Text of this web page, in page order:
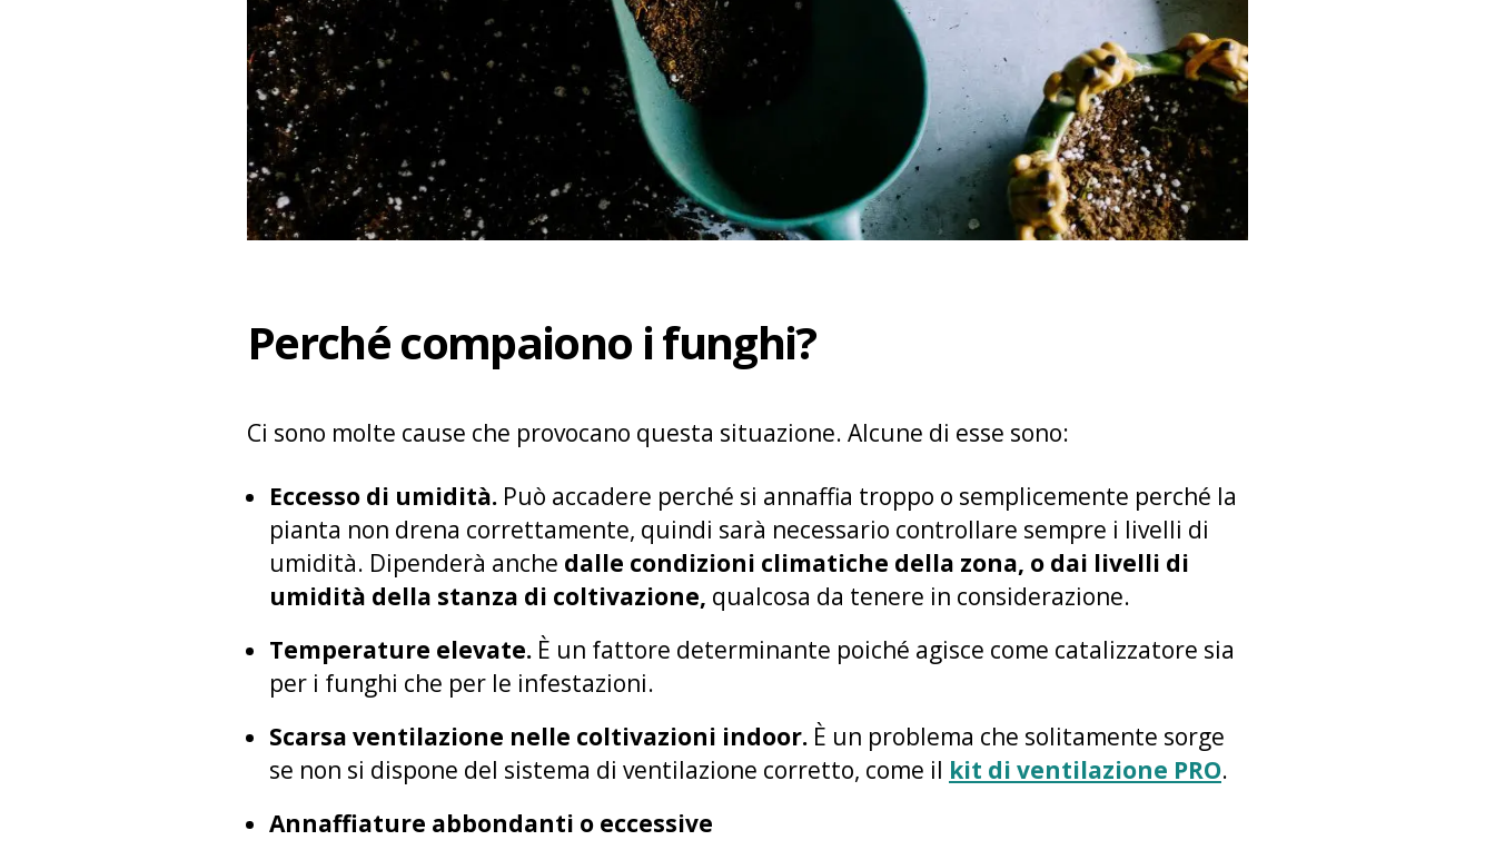
Perché compaiono i funghi?
Ci sono molte cause che provocano questa situazione. Alcune di esse sono:
Eccesso di umidità. Può accadere perché si annaffia troppo o semplicemente perché la
pianta non drena correttamente, quindi sarà necessario controllare sempre i livelli di
umidità. Dipenderà anche dalle condizioni climatiche della zona, o dai livelli di
umidità della stanza di coltivazione, qualcosa da tenere in considerazione.
Temperature elevate. È un fattore determinante poiché agisce come catalizzatore sia
per i funghi che per le infestazioni.
Scarsa ventilazione nelle coltivazioni indoor. È un problema che solitamente sorge
se non si dispone del sistema di ventilazione corretto, come il kit di ventilazione PRO.
Annaffiature abbondanti o eccessive